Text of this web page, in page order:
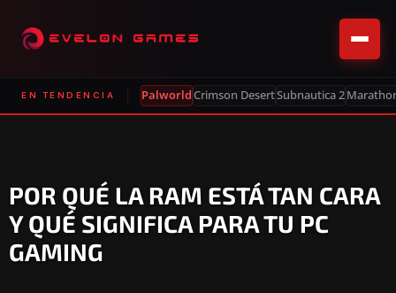
EN TENDENCIA PalworldCrimson DesertSubnautica 2
POR QUÉ LA RAM ESTÁ TAN CARA
Y QUÉ SIGNIFICA PARA TU PC
GAMING